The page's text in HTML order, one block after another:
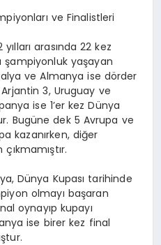
ve Finalistleri
arasında 22 kez
yaşayan
ve Almanya ise dörder
3, Uruguay ve
ise 1’er kez Dünya
Bugüne dek 5 Avrupa ve
kazanırken, diğer
Dünya Kupası tarihinde
olmayı başaran
oynayıp kupayı
ise birer kez final